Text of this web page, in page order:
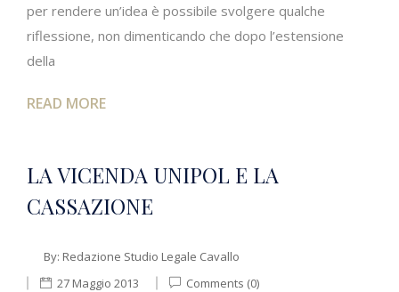
per rendere un’idea è possibile svolgere qualche
riflessione, non dimenticando che dopo l’estensione
della
READ MORE
LA VICENDA UNIPOL E LA
CASSAZIONE
By: Redazione Studio Legale Cavallo
27 Maggio 2013
Comments (0)